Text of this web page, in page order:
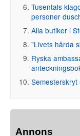
Tusentals
personer
Alla butiker i
"Livets hårda
Ryska
Annons